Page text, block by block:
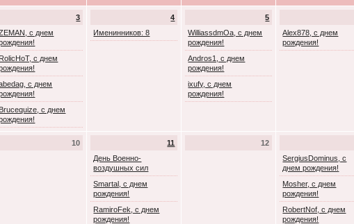
3
с днем
RolicHoT, с днем
с днем
Brucequize, с днем
4
Именинников: 8
5
WilliassdmOa, с днем
рождения!
Andros1, с днем
рождения!
ixufy, с днем
рождения!
Alex878, с днем
рождения!
10
11
День Военно-
воздушных сил
Smartal, с днем
рождения!
RamiroFek, с днем
рождения!
12
SergiusDominus, с
днем рождения!
Mosher, с днем
рождения!
RobertNof, с днем
рождения!